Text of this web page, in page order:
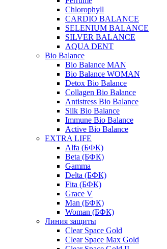
Chlorophyll
CARDIO BALANCE
SELENIUM BALANCE
SILVER BALANCE
AQUA DENT
Bio Balance
Bio Balance MAN
Bio Balance WOMAN
Detox Bio Balance
Collagen Bio Balance
Antistress Bio Balance
Silk Bio Balance
Immune Bio Balance
Active Bio Balance
EXTRA LIFE
Alfa (БФК)
Вeta (БФК)
Gamma
Delta (БФК)
Fita (БФК)
Grace V
Man (БФК)
Woman (БФК)
Линия защиты
Clear Space Gold
Clear Space Max Gold